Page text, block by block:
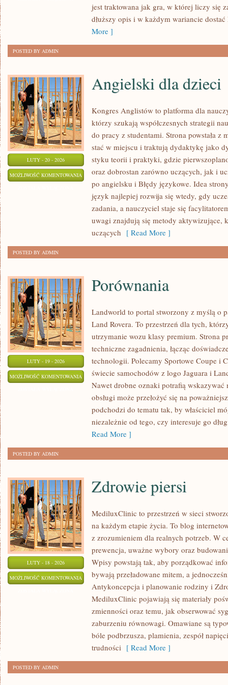
POLECAJKI
jest traktowana jak gra, w której liczy się
dłuższy opis i w każdym wariancie
More ]
POSTED BY ADMIN
LUTY - 20 - 2026
MOŻLIWOŚĆ KOMENTOWANIA ANGIELSKI
DZIECI
Angielski dla dzieci
Kongres Anglistów to platforma dla
którzy szukają współczesnych strategii
do pracy z studentami. Strona powstała z
stać w miejscu i traktują dydaktykę jako
styku teorii i praktyki, gdzie
oraz dobrostan zarówno uczących, jak i
po angielsku i Błędy językowe. Idea
język najlepiej rozwija się wtedy, gdy
zadania, a nauczyciel staje się
uwagi znajdują się metody aktywizujące,
uczących [ Read More ]
POSTED BY ADMIN
LUTY - 19 - 2026
MOŻLIWOŚĆ KOMENTOWANIA PORÓWNANIA
Porównania
Landworld to portal stworzony z myślą o
Land Rovera. To przestrzeń dla tych,
utrzymanie wozu klasy premium. Strona
techniczne zagadnienia, łącząc
technologii. Polecamy Sportowe Coupe i
świecie samochodów z logo Jaguara i
Nawet drobne oznaki potrafią wskazywać
obsługi może przełożyć się na
podchodzi do tematu tak, by właściciel
niezależnie od tego, czy interesuje go
Read More ]
POSTED BY ADMIN
LUTY - 18 - 2026
MOŻLIWOŚĆ KOMENTOWANIA ZDROWIE
PIERSI
Zdrowie piersi
MediluxClinic to przestrzeń w sieci
na każdym etapie życia. To blog
z zrozumieniem dla realnych potrzeb. W
prewencja, uważne wybory oraz
Wpisy powstają tak, aby porządkować
bywają przeładowane mitem, a
Antykoncepcja i planowanie rodziny i
MediluxClinic pojawiają się materiały
zmienności oraz temu, jak obserwować
zaburzeniu równowagi. Omawiane są
bóle podbrzusza, plamienia, zespół
trudności [ Read More ]
POSTED BY ADMIN